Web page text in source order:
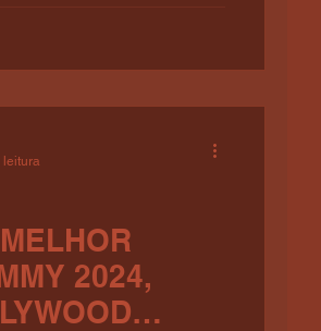
2024,
leitura